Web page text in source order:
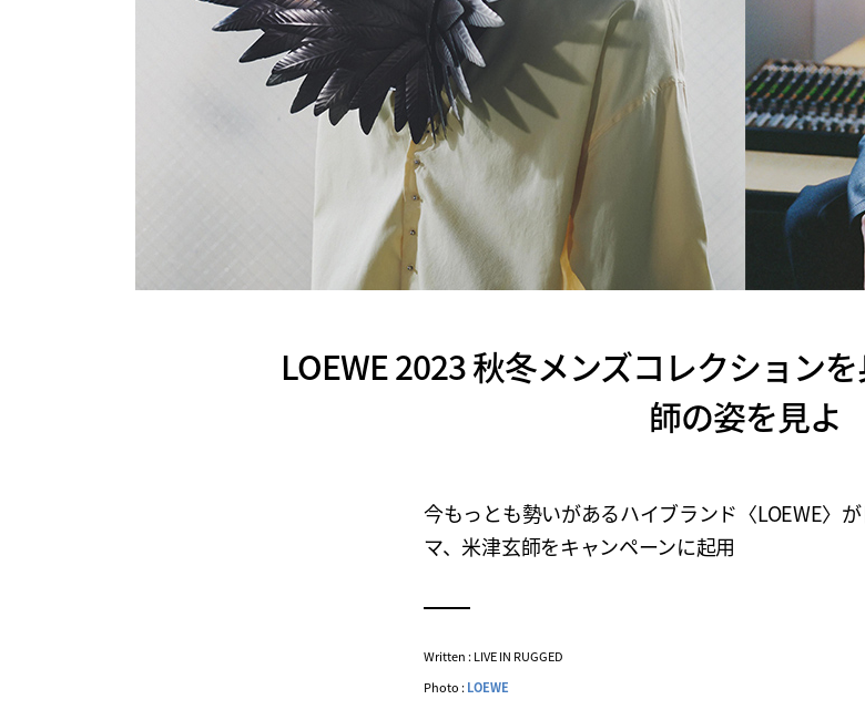
LOEWE 2023 秋冬メンズコレクション
師の姿を見よ
今もっとも勢いがあるハイブランド〈LOEWE〉
マ、米津玄師をキャンペーンに起用
Written : LIVE IN RUGGED
Photo :LOEWE